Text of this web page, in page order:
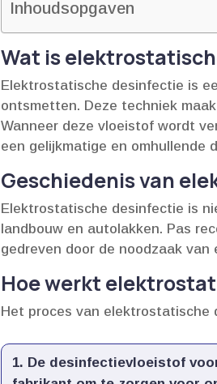
Inhoudsopgaven
Wat is
Elektrostatische desinfectie is
ontsmetten.​ Deze techniek
Wanneer deze vloeistof wordt
een gelijkmatige en omhullende
Geschiedenis van
Elektrostatische desinfectie is
landbouw en autolakken.​ Pas
gedreven door de noodzaak
Hoe werkt
Het proces van
De desinfectievloeistof